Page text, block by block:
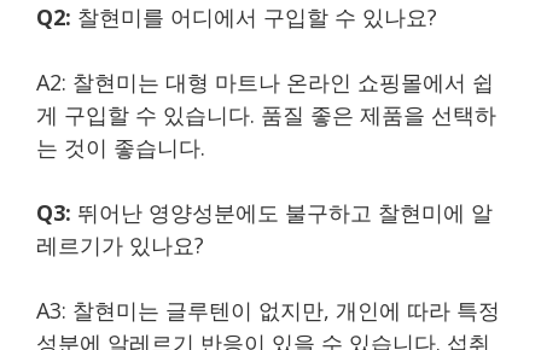
Q2: 찰현미를 어디에서 구입할 수 있나요?
A2: 찰현미는 대형 마트나 온라인 쇼핑몰에서 쉽
게 구입할 수 있습니다. 품질 좋은 제품을 선택하
는 것이 좋습니다.
Q3: 뛰어난 영양성분에도 불구하고 찰현미에 알
레르기가 있나요?
A3: 찰현미는 글루텐이 없지만, 개인에 따라 특정
성분에 알레르기 반응이 있을 수 있습니다. 섭취